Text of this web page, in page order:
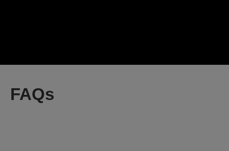
FAQs